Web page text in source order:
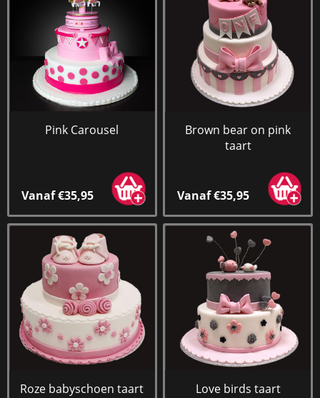
Pink Carousel
Vanaf €35,95
Brown bear on pink
taart
Vanaf €35,95
Roze babyschoen taart Love birds taart